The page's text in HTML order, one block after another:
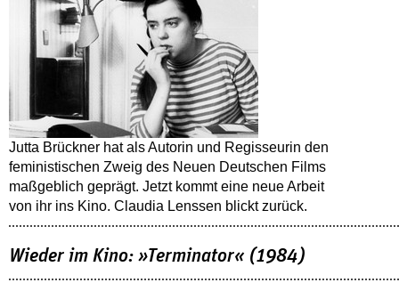
Jutta Brückner hat als Autorin und Regisseurin den
feministischen Zweig des Neuen Deutschen Films
maßgeblich geprägt. Jetzt kommt eine neue Arbeit
von ihr ins Kino. Claudia Lenssen blickt zurück.
Wieder im Kino: »Terminator« (1984)